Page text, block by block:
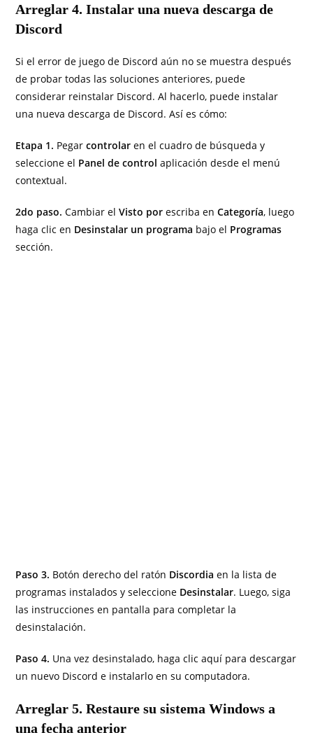
Arreglar 4. Instalar una nueva descarga de
Discord
Si el error de juego de Discord aún no se muestra después
de probar todas las soluciones anteriores, puede
considerar reinstalar Discord. Al hacerlo, puede instalar
una nueva descarga de Discord. Así es cómo:
Etapa 1. Pegarcontrolaren el cuadro de búsqueda y
seleccione el Panel de controlaplicación desde el menú
contextual.
2do paso.Cambiar elVisto porescriba enCategoría, luego
haga clic en Desinstalar un programa bajo el Programas
sección.
Paso 3. Botón derecho del ratón Discordiaen la lista de
programas instalados y seleccione Desinstalar. Luego, siga
las instrucciones en pantalla para completar la
desinstalación.
Paso 4. Una vez desinstalado, haga clic aquí para descargar
un nuevo Discord e instalarlo en su computadora.
Arreglar 5. Restaure su sistema Windows a
una fecha anterior